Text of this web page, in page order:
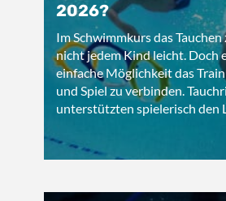
2026?
Im Schwimmkurs das
nicht jedem Kind leicht. Doch
einfache Möglichkeit das
und Spiel zu verbinden.
unterstützten spielerisch den